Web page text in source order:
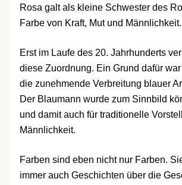
Rosa galt als kleine Schwester des
Farbe von Kraft, Mut und Männlichkeit.
Erst im Laufe des 20. Jahrhunderts
diese Zuordnung. Ein Grund dafür
die zunehmende Verbreitung blauer
Der Blaumann wurde zum Sinnbild
und damit auch für traditionelle
Männlichkeit.
Farben sind eben nicht nur Farben.
immer auch Geschichten über die